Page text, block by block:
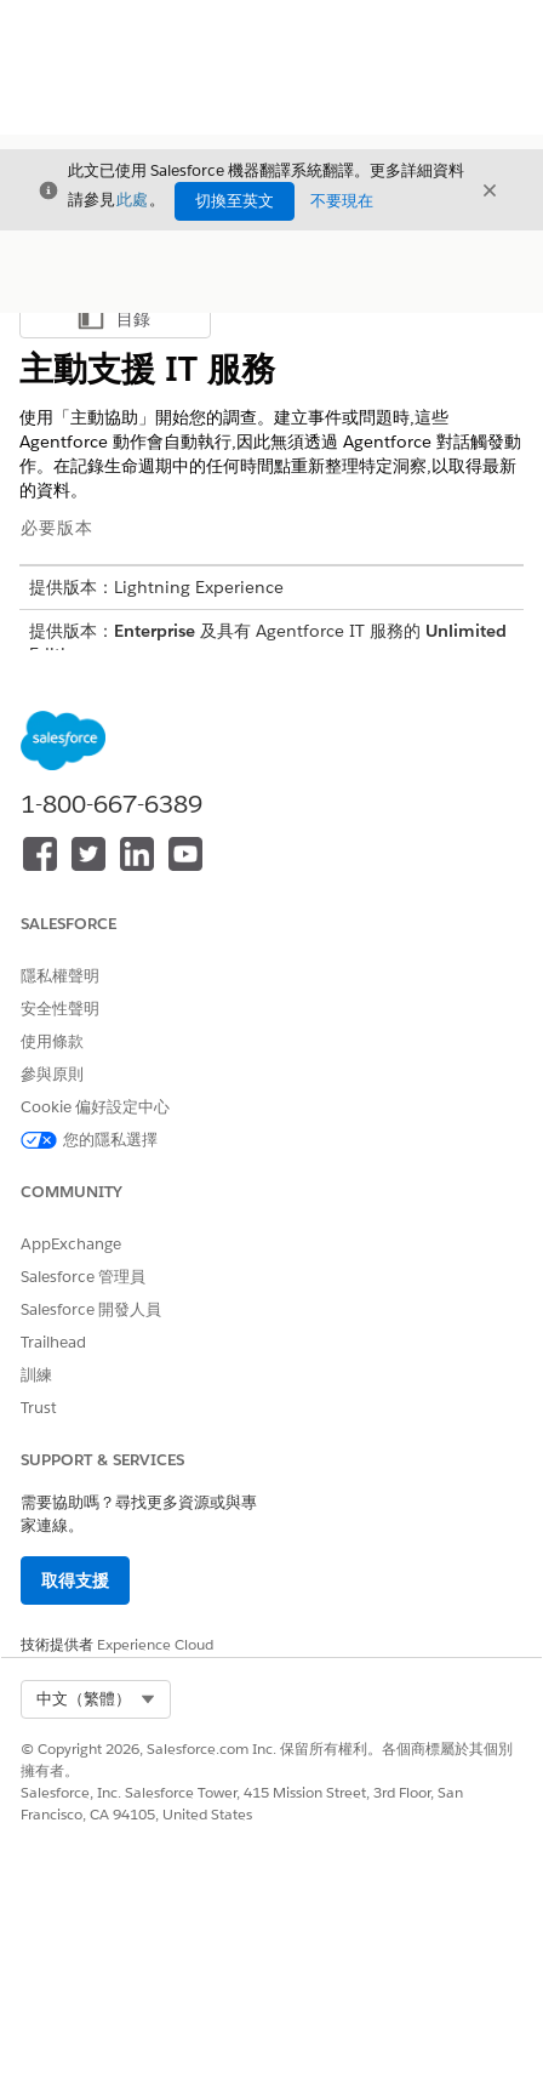
結束
此文已使用 Salesforce 機器翻譯系統翻譯。更多詳細資料
請參見此處。 切換至英文 不要現在 結束
顯示目錄
目錄
主動支援 IT 服務
使用「主動協助」開始您的調查。建立事件或問題時,這些
Agentforce 動作會自動執行,因此無須透過 Agentforce 對話觸發動
作。在記錄生命週期中的任何時間點重新整理特定洞察,以取得最新
的資料。
必要版本
提供版本：Lightning Experience
提供版本： Enterprise 及具有 Agentforce IT 服務的 Unlimited
Edition。
Agentforce 主動動動作是自動背景流程,會在到達時分析 IT 票
證。透過使用語意與歷程記錄資料建模,這些動作可偵測模式並
入之前直接在工作流程中提供內容相關的建議和建議。此流程會
IT 服務的主動動動作
動動作會在背景中執行,以驗證屬性,並自動關聯類似記錄。「主
協助緩解問題。
主動執行 IT 規範的動作
IT 風險管理員使用主動動動作來分析、排定優先順序和降低風
險。
1-800-667-6389
SALESFORCE
隱私權聲明
安全性聲明
使用條款
參與原則
Cookie 偏好設定中心
您的隱私選擇
COMMUNITY
AppExchange
Salesforce 管理員
Salesforce 開發人員
Trailhead
訓練
Trust
SUPPORT & SERVICES
需要協助嗎？尋找更多資源或與專
家連線。
取得支援
技術提供者 Experience Cloud
中文（繁體）
© Copyright 2026, Salesforce.com Inc. 保留所有權利。各個商標屬於其個別
擁有者。
Salesforce, Inc. Salesforce Tower, 415 Mission Street, 3rd Floor, San
Francisco, CA 94105, United States